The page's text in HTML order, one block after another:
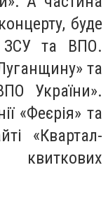
буде
ЗСУ та ВПО.
та
України».
«Феєрія» та
«Квартал-